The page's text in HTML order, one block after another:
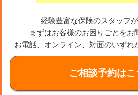
経験豊富な保険のスタッフ
まずはお客様のお困りごとをお
お電話、オンライン、対面のいずれ
ご相談予約はこ